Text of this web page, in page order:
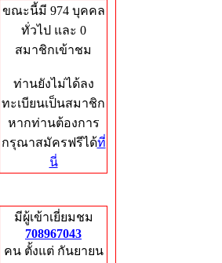
ขณะนี้มี 974 บุคคล
ทั่วไป และ 0
สมาชิกเข้าชม
ท่านยังไม่ได้ลง
ทะเบียนเป็นสมาชิก
หากท่านต้องการ
กรุณาสมัครฟรีได้ที่
นี่
มีผู้เข้าเยี่ยมชม
708967043
คน ตั้งแต่ กันยายน